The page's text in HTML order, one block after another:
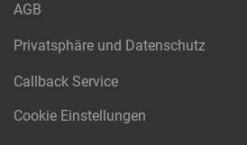
AGB
Privatsphäre und Datenschutz
Callback Service
Cookie Einstellungen